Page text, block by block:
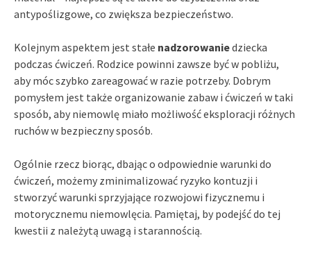
antypoślizgowe, co zwiększa bezpieczeństwo.
Kolejnym aspektem jest stałe nadzorowaniedziecka
podczas ćwiczeń. Rodzice powinni zawsze być w pobliżu,
aby móc szybko zareagować w razie potrzeby. Dobrym
pomysłem jest także organizowanie zabaw i ćwiczeń w taki
sposób, aby niemowlę miało możliwość eksploracji różnych
ruchów w bezpieczny sposób.
Ogólnie rzecz biorąc, dbając o odpowiednie warunki do
ćwiczeń, możemy zminimalizować ryzyko kontuzji i
stworzyć warunki sprzyjające rozwojowi fizycznemu i
motorycznemu niemowlęcia. Pamiętaj, by podejść do tej
kwestii z należytą uwagą i starannością.